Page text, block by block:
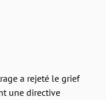
a rejeté le grief
une directive